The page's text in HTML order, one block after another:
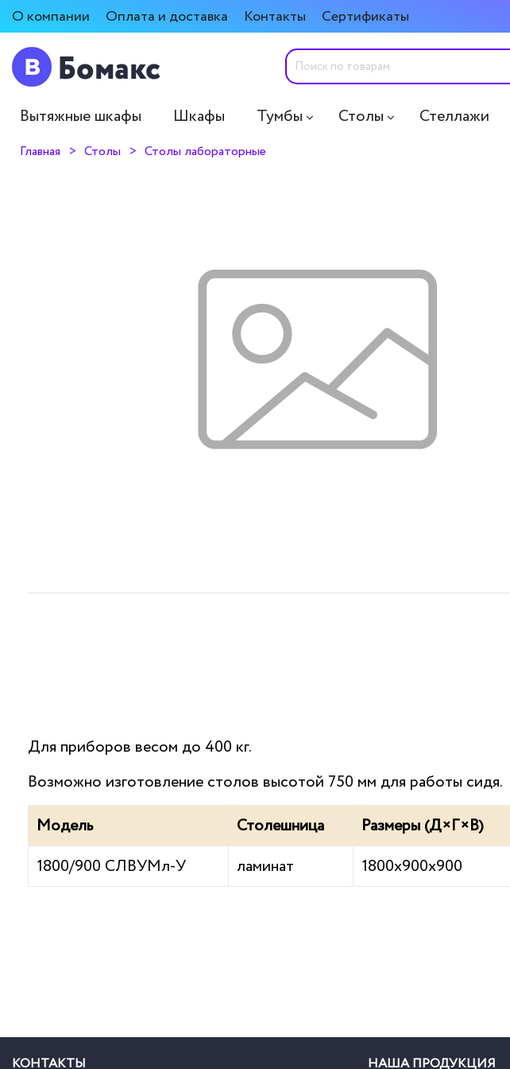
О компании Оплата и доставка Контакты Сертификаты
Вытяжные шкафы Шкафы Тумбы Столы Стеллажи
Главная Столы Столы лабораторные
Для приборов весом до 400 кг.
Возможно изготовление столов высотой 750 мм для работы сидя.
Модель
Столешница
Размеры (Д×Г×В)
1800/900 СЛВУМл-У
ламинат 1800х900х900
КОНТАКТЫ НАША ПРОДУКЦИЯ